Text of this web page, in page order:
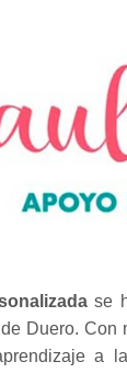
se
Duero. Con
a